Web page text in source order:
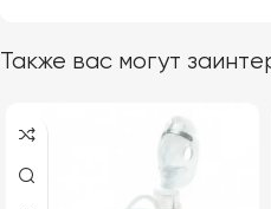
Также вас могут